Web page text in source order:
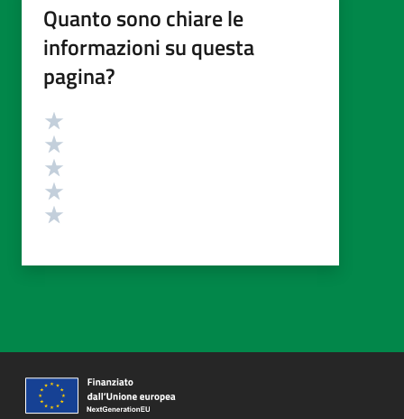
Quanto sono chiare le
informazioni su questa
pagina?
Valutazione